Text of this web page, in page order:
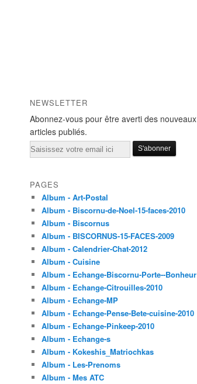
NEWSLETTER
Abonnez-vous pour être averti des nouveaux
articles publiés.
Email
PAGES
Album - Art-Postal
Album - Biscornu-de-Noel-15-faces-2010
Album - Biscornus
Album - BISCORNUS-15-FACES-2009
Album - Calendrier-Chat-2012
Album - Cuisine
Album - Echange-Biscornu-Porte--Bonheur
Album - Echange-Citrouilles-2010
Album - Echange-MP
Album - Echange-Pense-Bete-cuisine-2010
Album - Echange-Pinkeep-2010
Album - Echange-s
Album - Kokeshis_Matriochkas
Album - Les-Prenoms
Album - Mes ATC